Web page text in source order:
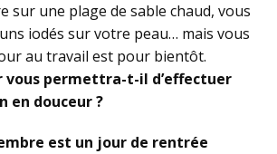
sur une plage de sable chaud, vous
iodés sur votre peau… mais vous
au travail est pour bientôt.
vous permettra-t-il d’effectuer
en douceur ?
est un jour de rentrée